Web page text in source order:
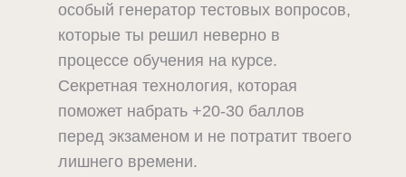
особый генератор тестовых вопросов,
которые ты решил неверно в
процессе обучения на курсе.
Секретная технология, которая
поможет набрать +20-30 баллов
перед экзаменом и не потратит твоего
лишнего времени.